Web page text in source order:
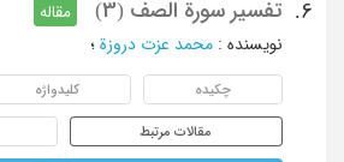
6. تفسیر سورة الصف (3)
مقاله
نویسنده : محمد عزت دروزة ؛
چکیده کلیدواژه
مقالات مرتبط